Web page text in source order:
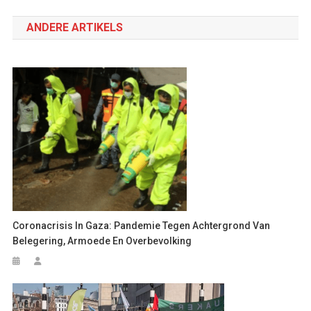
navigatie
ANDERE ARTIKELS
Coronacrisis In Gaza: Pandemie Tegen Achtergrond Van
Belegering, Armoede En Overbevolking